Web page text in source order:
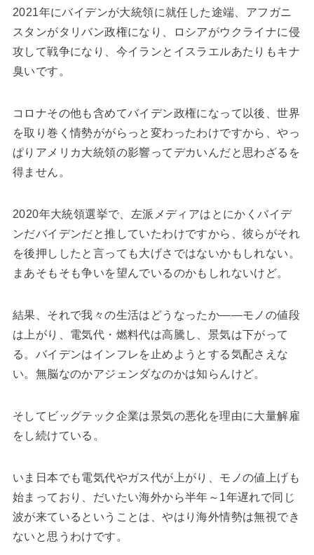
2021年にバイデンが大統領に就任した途端、アフガニ
スタンがタリバン政権になり、ロシアがウクライナに侵
攻して戦争になり、今イランとイスラエルあたりもキナ
臭いです。
コロナその他も含めてバイデン政権になって以後、世界
を取り巻く情勢ががらっと変わったわけですから、やっ
ぱりアメリカ大統領の影響ってデカいんだと思わざるを
得ません。
2020年大統領選挙で、左派メディアはとにかくバイデ
ンだバイデンだと推していたわけですから、彼らがそれ
を後押ししたと言っても大げさではないかもしれない。
まあそもそも争いを望んでいるのかもしれないけど。
結果、それで我々の生活はどうなったか――モノの値段
は上がり、電気代・燃料代は高騰し、景気は下がって
る。バイデンはインフレを止めようとする気配さえな
い。無脳なのかアジェンダなのかは知らんけど。
そしてビッグテック企業は景気の悪化を理由に大量解雇
をし続けている。
いま日本でも電気代やガス代が上がり、モノの値上げも
始まっており、だいたい海外から半年～1年遅れで同じ
波が来ているということは、やはり海外情勢は無視でき
ないと思うわけです。